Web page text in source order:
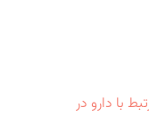
با دارو در